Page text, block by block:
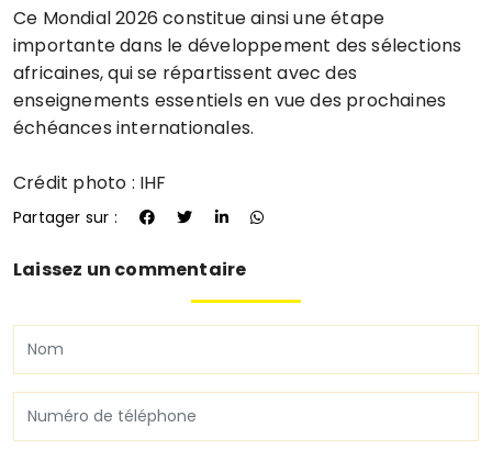
Ce Mondial 2026 constitue ainsi une étape
importante dans le développement des sélections
africaines, qui se répartissent avec des
enseignements essentiels en vue des prochaines
échéances internationales.
Crédit photo : IHF
Partager sur :
Laissez un commentaire